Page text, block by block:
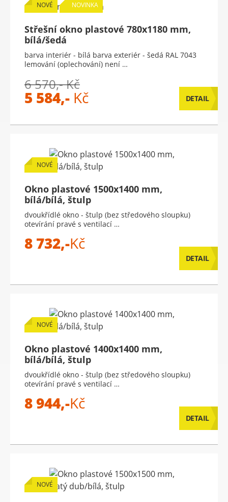
NOVÉ NOVINKA
Střešní okno plastové 780x1180 mm,
bílá/šedá
barva interiér - bílá barva exteriér - šedá RAL 7043
lemování (oplechování) není …
6 570,- Kč
5 584,- Kč DETAIL
NOVÉ
Okno plastové 1500x1400 mm,
bílá/bílá, štulp
dvoukřídlé okno - štulp (bez středového sloupku)
otevírání pravé s ventilací …
8 732,-Kč
DETAIL
NOVÉ
Okno plastové 1400x1400 mm,
bílá/bílá, štulp
dvoukřídlé okno - štulp (bez středového sloupku)
otevírání pravé s ventilací …
8 944,-Kč
DETAIL
NOVÉ